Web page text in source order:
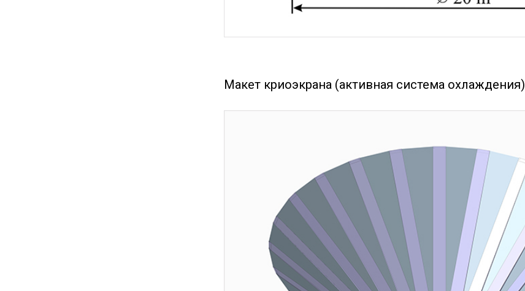
Макет криоэкрана (активная система охлаждения)